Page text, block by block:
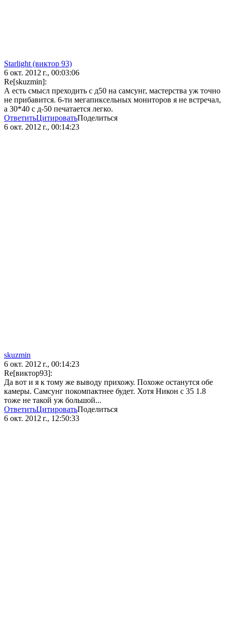
Starlight (виктор 93)
6 окт. 2012 г., 00:03:06
Re[skuzmin]:
А есть смысл преходить с д50 на самсунг, мастерства уж точно
не прибавится. 6-ти мегапиксельных мониторов я не встречал,
а 30*40 с д-50 печатается легко.
ОтветитьЦитироватьПоделиться
6 окт. 2012 г., 00:14:23
skuzmin
6 окт. 2012 г., 00:14:23
Re[виктор93]:
Да вот и я к тому же выводу прихожу. Похоже останутся обе
камеры. Самсунг покомпактнее будет. Хотя Никон с 35 1.8
тоже не такой уж большой...
ОтветитьЦитироватьПоделиться
6 окт. 2012 г., 12:50:33